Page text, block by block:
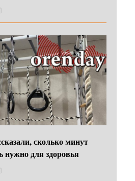
сколько минут
нужно для здоровья